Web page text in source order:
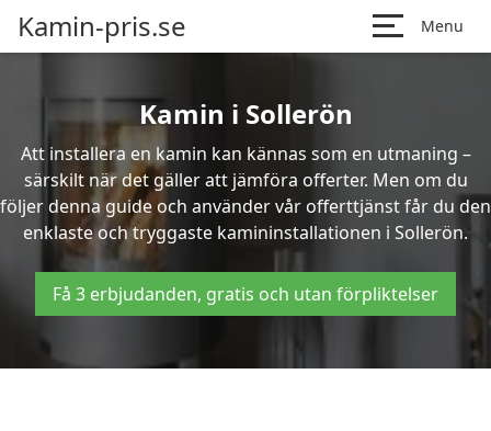
Kamin-pris.se Menu
Kamin i Sollerön
Att installera en kamin kan kännas som en utmaning –
särskilt när det gäller att jämföra offerter. Men om du
följer denna guide och använder vår offerttjänst får du den
enklaste och tryggaste kamininstallationen i Sollerön.
Få 3 erbjudanden, gratis och utan förpliktelser